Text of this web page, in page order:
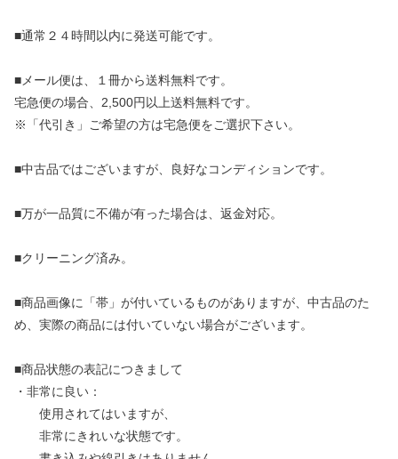
■通常２４時間以内に発送可能です。
■メール便は、１冊から送料無料です。
宅急便の場合、2,500円以上送料無料です。
※「代引き」ご希望の方は宅急便をご選択下さい。
■中古品ではございますが、良好なコンディションです。
■万が一品質に不備が有った場合は、返金対応。
■クリーニング済み。
■商品画像に「帯」が付いているものがありますが、中古品のた
め、実際の商品には付いていない場合がございます。
■商品状態の表記につきまして
・非常に良い：
使用されてはいますが、
非常にきれいな状態です。